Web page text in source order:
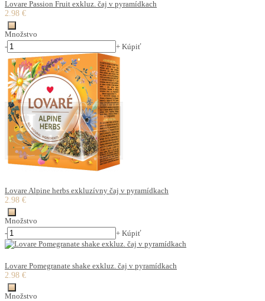
Lovare Passion Fruit exkluz. čaj v pyramídkach
2.98 €
Množstvo
-
+ Kúpiť
Lovare Alpine herbs exkluzívny čaj v pyramídkach
2.98 €
Množstvo
-
+ Kúpiť
Lovare Pomegranate shake exkluz. čaj v pyramídkach
2.98 €
Množstvo